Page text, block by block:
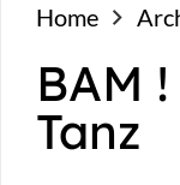
Home
BAM
Tanz